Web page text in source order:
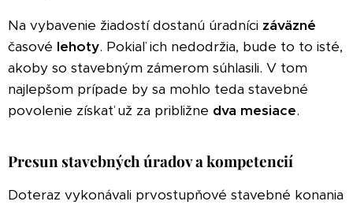
Na vybavenie žiadostí dostanú úradníci záväzné
časové lehoty. Pokiaľ ich nedodržia, bude to to isté,
akoby so stavebným zámerom súhlasili. V tom
najlepšom prípade by sa mohlo teda stavebné
povolenie získať už za približne dva mesiace.
Presun stavebných úradov a kompetencií
Doteraz vykonávali prvostupňové stavebné konania